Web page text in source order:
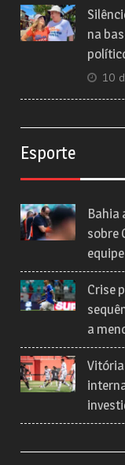
na
10
Esporte
Bahia
sobre
equipe
Crise
a